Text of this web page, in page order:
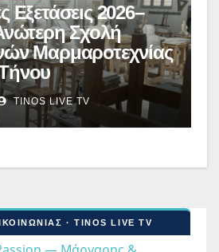
Εξετάσεις 2026–
Σχολή
Μαρμαροτεχνίας
TINOS LIVE TV
· TINOS LIVE TV